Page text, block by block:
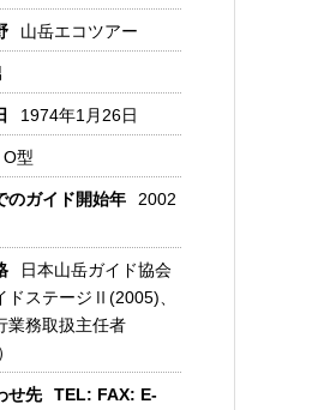
山岳エコツアー
1974年1月26日
O型
のガイド開始年
2002
日本山岳ガイド協会
ドステージⅡ(2005)、
業務取扱主任者
せ先 TEL: FAX: E-